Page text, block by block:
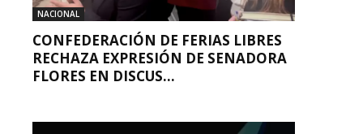
NACIONAL
CONFEDERACIÓN DE FERIAS LIBRES
RECHAZA EXPRESIÓN DE SENADORA
FLORES EN DISCUS...